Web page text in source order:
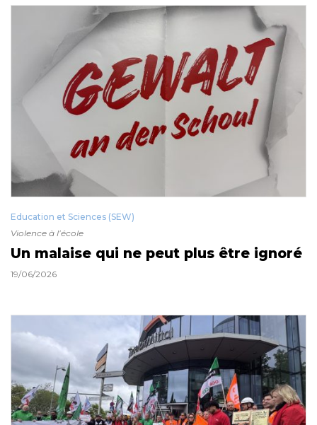
Education et Sciences (SEW)
Violence à l’école
Un malaise qui ne peut plus être ignoré
19/06/2026